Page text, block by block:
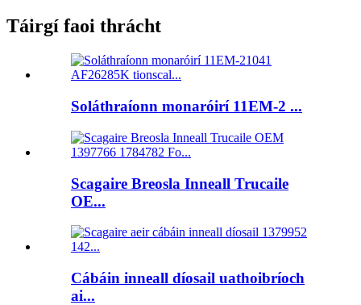
Táirgí faoi thrácht
Soláthraíonn monaróirí 11EM-2 ...
Scagaire Breosla Inneall Trucaile
OE...
Cábáin inneall díosail uathoibríoch
ai...